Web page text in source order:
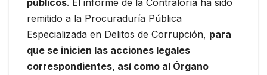
remitido a la Procuraduría Pública
Especializada en Delitos de Corrupción, para
que se inicien las acciones legales
correspondientes, así como al Órgano